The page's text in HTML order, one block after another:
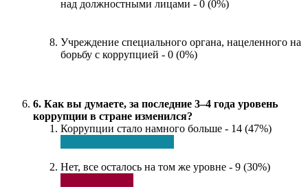
над должностными лицами - 0 (0%)
Учреждение специального органа, нацеленного на
борьбу с коррупцией - 0 (0%)
6. Как вы думаете, за последние 3–4 года уровень
коррупции в стране изменился?
Коррупции стало намного больше - 14 (47%)
Нет, все осталось на том же уровне - 9 (30%)